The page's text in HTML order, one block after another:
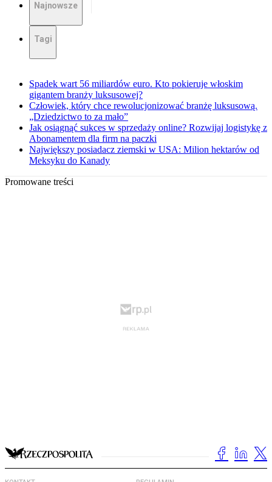
Najnowsze
Tagi
Spadek wart 56 miliardów euro. Kto pokieruje włoskim
gigantem branży luksusowej?
Człowiek, który chce rewolucjonizować branżę luksusową.
„Dziedzictwo to za mało”
Jak osiągnąć sukces w sprzedaży online? Rozwijaj logistykę z
Abonamentem dla firm na paczki
Największy posiadacz ziemski w USA: Milion hektarów od
Meksyku do Kanady
Promowane treści